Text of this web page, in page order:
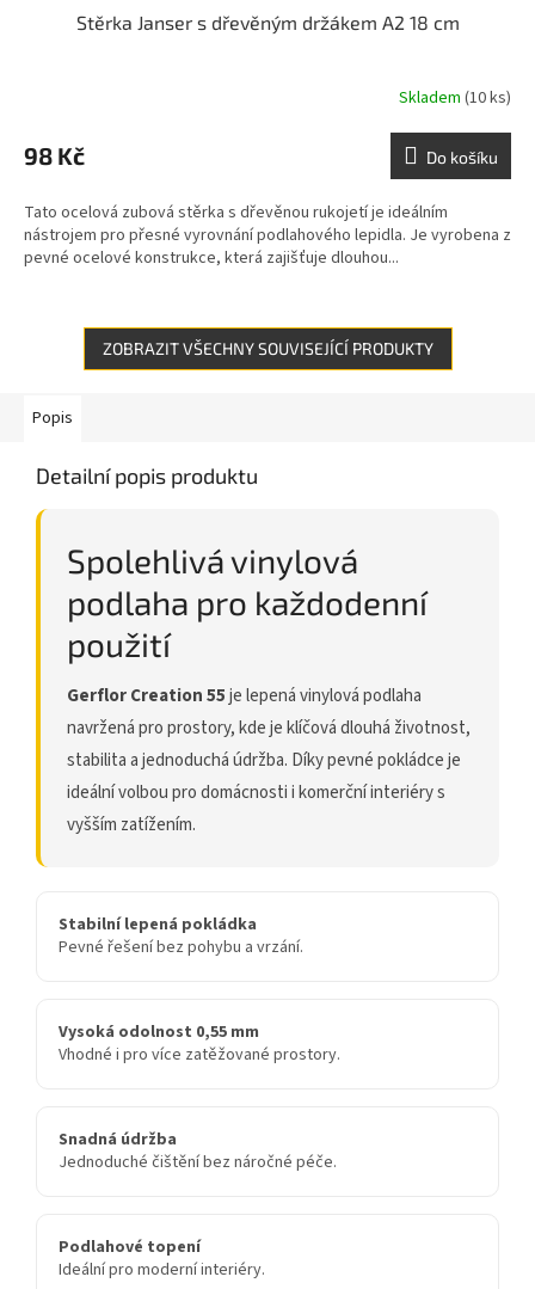
Stěrka Janser s dřevěným držákem A2 18 cm
Skladem (10 ks)
98 Kč Do košíku
Tato ocelová zubová stěrka s dřevěnou rukojetí je ideálním
nástrojem pro přesné vyrovnání podlahového lepidla. Je vyrobena z
pevné ocelové konstrukce, která zajišťuje dlouhou...
ZOBRAZIT VŠECHNY SOUVISEJÍCÍ PRODUKTY
Popis
Detailní popis produktu
Spolehlivá vinylová
podlaha pro každodenní
použití
Gerflor Creation 55je lepená vinylová podlaha
navržená pro prostory, kde je klíčová dlouhá životnost,
stabilita a jednoduchá údržba. Díky pevné pokládce je
ideální volbou pro domácnosti i komerční interiéry s
vyšším zatížením.
Stabilní lepená pokládka
Pevné řešení bez pohybu a vrzání.
Vysoká odolnost 0,55 mm
Vhodné i pro více zatěžované prostory.
Snadná údržba
Jednoduché čištění bez náročné péče.
Podlahové topení
Ideální pro moderní interiéry.